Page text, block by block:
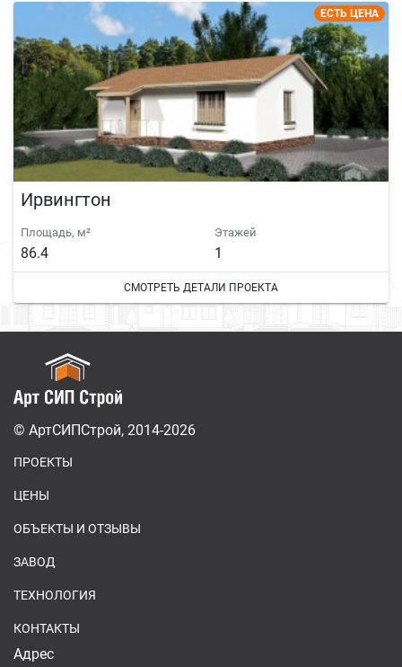
ЕСТЬ ЦЕНА
Ирвингтон
Площадь, м²
86.4
Этажей
1
СМОТРЕТЬ ДЕТАЛИ ПРОЕКТА
© АртСИПСтрой, 2014-2026
ПРОЕКТЫ
ЦЕНЫ
ОБЪЕКТЫ И ОТЗЫВЫ
ЗАВОД
ТЕХНОЛОГИЯ
КОНТАКТЫ
Адрес